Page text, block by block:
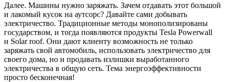
Далее. Машины нужно заряжать. Зачем отдавать этот большой
и лакомый кусок на аутсорс? Давайте сами добывать
электричество. Традиционные методы монополизированы
государством, и тогда появляются продукты Tesla Powerwall
и Solar roof. Они дают клиенту возможность не только
заряжать свой автомобиль, использовать электричество для
своего дома, но и продавать излишки выработанного
электричества в общую сеть. Тема энергоэффективности
просто бесконечная!